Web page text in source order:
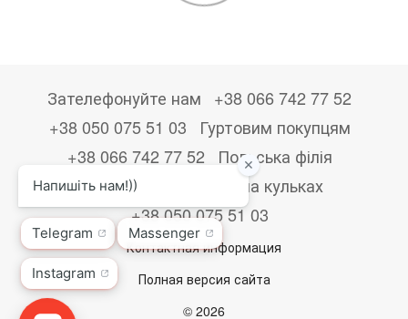
Зателефонуйте нам
+38 066 742 77 52
+38 050 075 51 03
Гуртовим покупцям
+38 066 742 77 52
Польська філія
+48533867723
Друк на кульках
+38 050 075 51 03
Контактная информация
Полная версия сайта
© 2026